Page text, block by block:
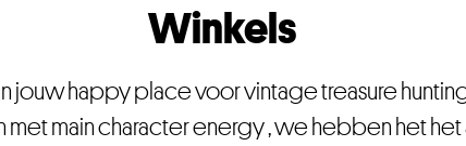
Winkels
jouw happy place voor vintage treasure
met main character energy , we hebben het het